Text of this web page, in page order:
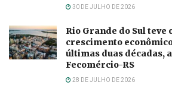
30 DE JULHO DE 2026
Rio Grande do Sul teve
crescimento
últimas duas décadas,
Fecomércio-RS
28 DE JULHO DE 2026